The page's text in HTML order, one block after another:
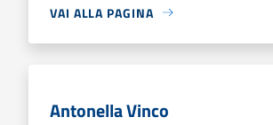
VAI ALLA PAGINA
Antonella Vinco